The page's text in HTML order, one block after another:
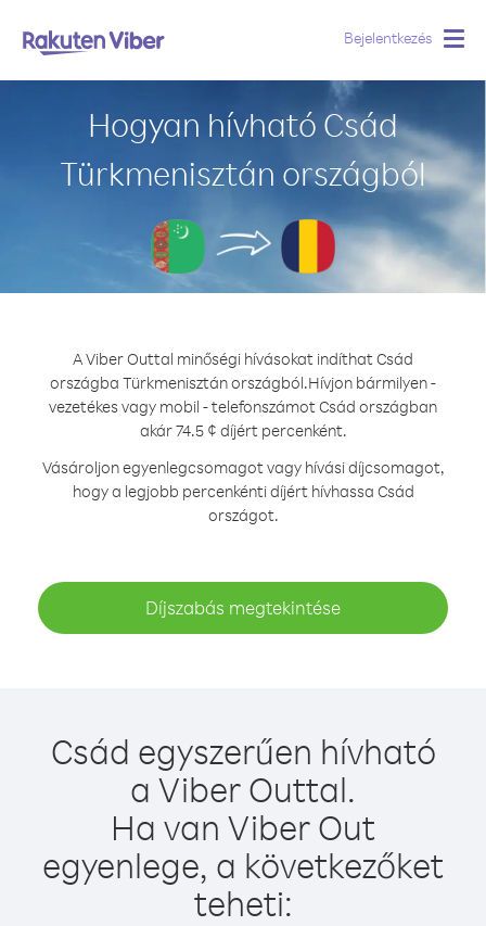
Bejelentkezés
Hogyan hívható Csád
Türkmenisztán országból
A Viber Outtal minőségi hívásokat indíthat Csád
országba Türkmenisztán országból.Hívjon bármilyen -
vezetékes vagy mobil - telefonszámot Csád országban
akár 74.5 ¢ díjért percenként.
Vásároljon egyenlegcsomagot vagy hívási díjcsomagot,
hogy a legjobb percenkénti díjért hívhassa Csád
országot.
Díjszabás megtekintése
Csád egyszerűen hívható
a Viber Outtal.
Ha van Viber Out
egyenlege, a következőket
teheti: